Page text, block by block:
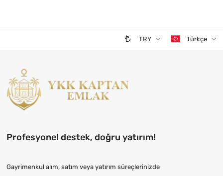
TRY Türkçe
Profesyonel destek, doğru yatırım!
Gayrimenkul alım, satım veya yatırım süreçlerinizde